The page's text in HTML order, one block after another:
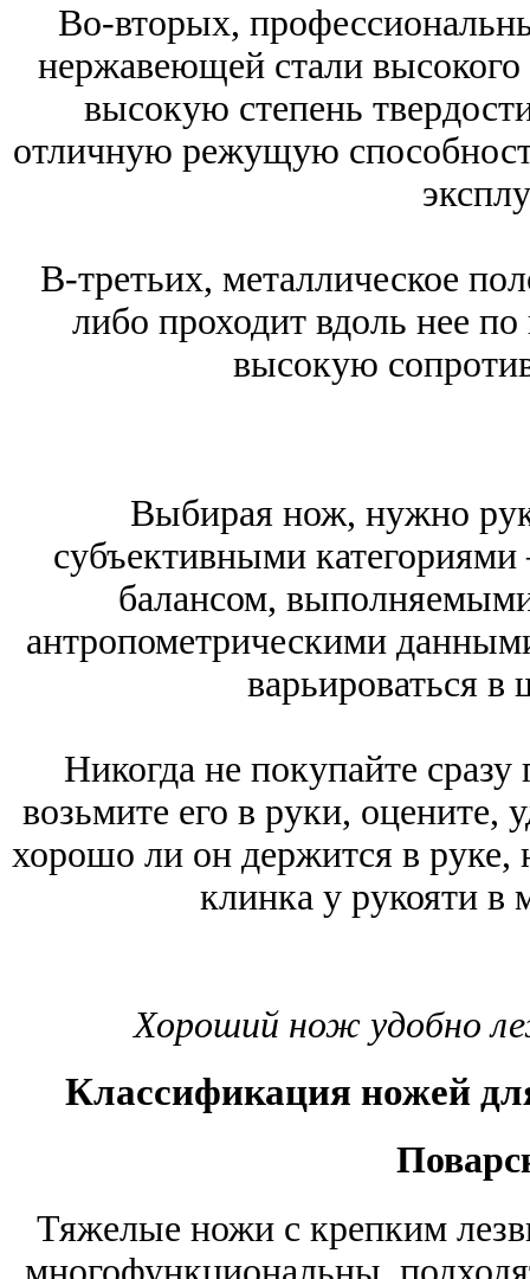
Во-вторых,
нержавеющей стали высокого
высокую степень
отличную режущую
В-третьих, металлическое
либо проходит вдоль нее
высокую
Выбирая нож, нужно
субъективными
балансом,
антропометрическими
варьироваться
Никогда не покупайте
возьмите его в руки, оцените,
хорошо ли он держится в руке,
клинка у рукояти в
Хороший нож удобно
Классификация ножей
Тяжелые ножи с крепким